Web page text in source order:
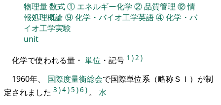
物理量数式① エネルギー化学 ②品質管理 ⑫情
報処理概論⑨化学・バイオ工学英語④化学・バ
イオ工学実験
unit
化学で使われる量・ 単位 ・記号 1 )2 )
1960年、 国際度量衡総会で国際単位系（略称ＳＩ）が制
定されました 3 )4)5 )6 ) 。 水